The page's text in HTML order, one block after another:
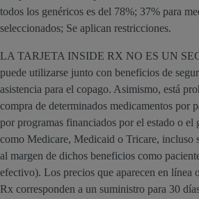
todos los genéricos es del 78%; 37% para
seleccionados; Se aplican restricciones.
LA TARJETA INSIDE RX NO ES UN
puede utilizarse junto con beneficios de
asistencia para el copago. Asimismo, está
compra de determinados medicamentos por
por programas financiados por el estado o el
como Medicare, Medicaid o Tricare, incluso
al margen de dichos beneficios como
efectivo). Los precios que aparecen en línea
Rx corresponden a un suministro para 30